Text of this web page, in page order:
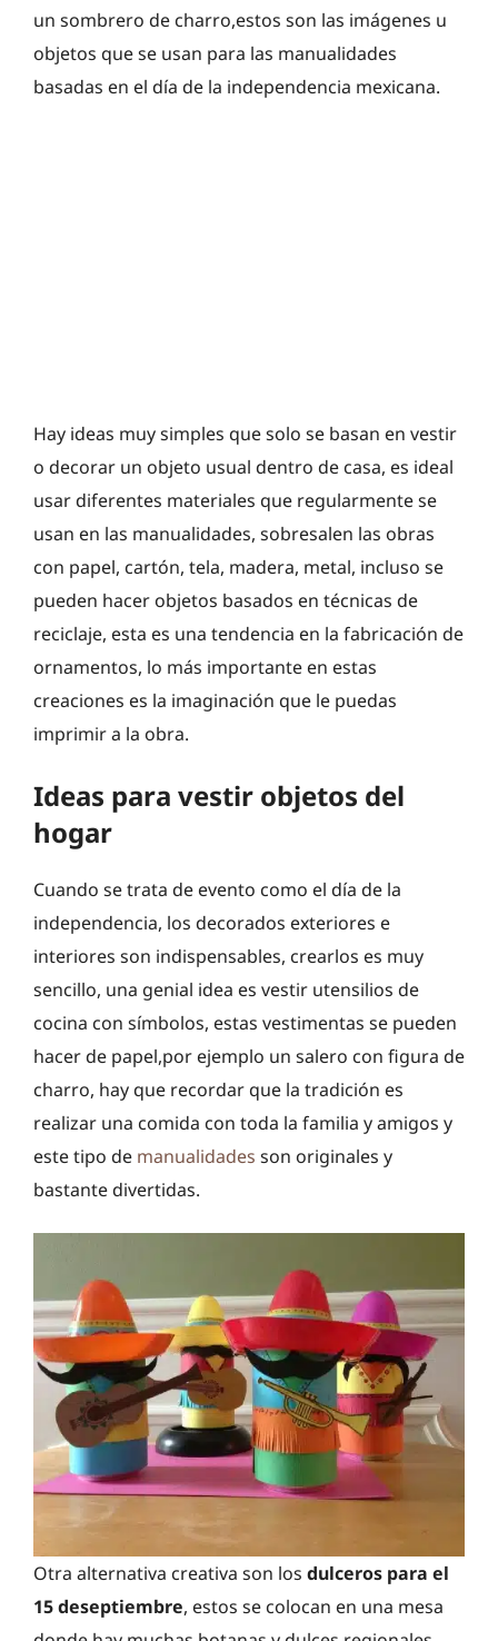
un sombrero de charro,estos son las imágenes u
objetos que se usan para las manualidades
basadas en el día de la independencia mexicana.
Hay ideas muy simples que solo se basan en vestir
o decorar un objeto usual dentro de casa, es ideal
usar diferentes materiales que regularmente se
usan en las manualidades, sobresalen las obras
con papel, cartón, tela, madera, metal, incluso se
pueden hacer objetos basados en técnicas de
reciclaje, esta es una tendencia en la fabricación de
ornamentos, lo más importante en estas
creaciones es la imaginación que le puedas
imprimir a la obra.
Ideas para vestir objetos del
hogar
Cuando se trata de evento como el día de la
independencia, los decorados exteriores e
interiores son indispensables, crearlos es muy
sencillo, una genial idea es vestir utensilios de
cocina con símbolos, estas vestimentas se pueden
hacer de papel,por ejemplo un salero con figura de
charro, hay que recordar que la tradición es
realizar una comida con toda la familia y amigos y
este tipo de manualidades son originales y
bastante divertidas.
Otra alternativa creativa son los dulceros para el
15 deseptiembre, estos se colocan en una mesa